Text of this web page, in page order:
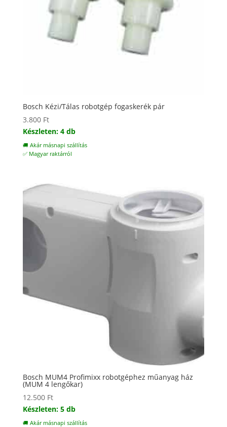
Bosch Kézi/Tálas robotgép fogaskerék pár
3.800 Ft
Készleten: 4 db
🚚 Akár másnapi szállítás
✅ Magyar raktárról
Bosch MUM4 Profimixx robotgéphez műanyag ház
(MUM 4 lengőkar)
12.500 Ft
Készleten: 5 db
🚚 Akár másnapi szállítás